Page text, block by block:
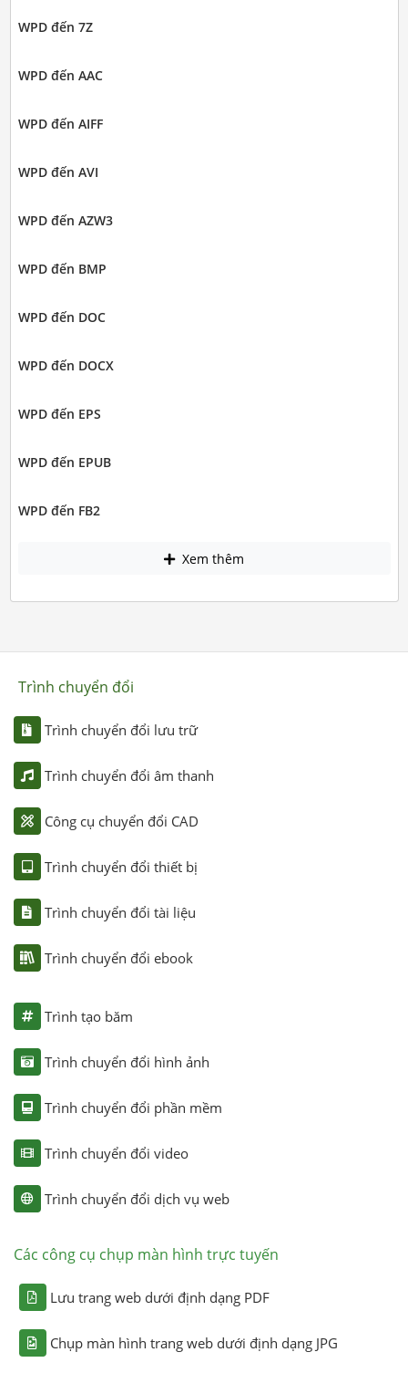
WPD đến 7Z
WPD đến AAC
WPD đến AIFF
WPD đến AVI
WPD đến AZW3
WPD đến BMP
WPD đến DOC
WPD đến DOCX
WPD đến EPS
WPD đến EPUB
WPD đến FB2
Xem thêm
Trình chuyển đổi
Trình chuyển đổi lưu trữ
Trình chuyển đổi âm thanh
Công cụ chuyển đổi CAD
Trình chuyển đổi thiết bị
Trình chuyển đổi tài liệu
Trình chuyển đổi ebook
Trình tạo băm
Trình chuyển đổi hình ảnh
Trình chuyển đổi phần mềm
Trình chuyển đổi video
Trình chuyển đổi dịch vụ web
Các công cụ chụp màn hình trực tuyến
Lưu trang web dưới định dạng PDF
Chụp màn hình trang web dưới định dạng JPG